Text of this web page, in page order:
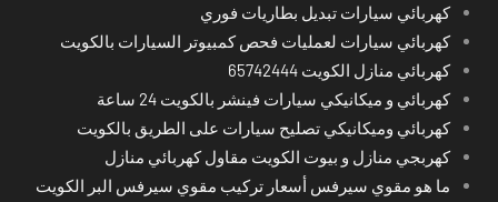
كهربائي سيارات تبديل بطاريات فوري
كهربائي سيارات لعمليات فحص كمبيوتر السيارات بالكويت
كهربائي منازل الكويت 65742444
كهربائي و ميكانيكي سيارات فينشر بالكويت 24 ساعة
كهربائي وميكانيكي تصليح سيارات على الطريق بالكويت
كهربجي منازل و بيوت الكويت مقاول كهربائي منازل
ما هو مقوي سيرفس أسعار تركيب مقوي سيرفس البر الكويت